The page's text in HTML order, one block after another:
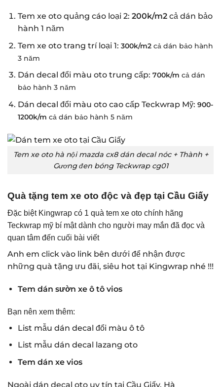
Tem xe oto quảng cáo loại 2: 200k/m2cả dán bảo
hành 1 năm
Tem xe oto trang trí loại 1: 300k/m2cả dán bảo hành
3 năm
Dán decal đổi màu oto trung cấp: 700k/m cả dán
bảo hành 3 năm
Dán decal đổi màu oto cao cấp Teckwrap Mỹ: 900-
1200k/m cả dán bảo hành 5 năm
Tem xe oto hà nội mazda cx8 dán decal nóc + Thành +
Gương đen bóng Teckwrap cg01
Quà tặng tem xe oto độc và đẹp tại Cầu Giấy
Đặc biệt Kingwrap có 1 quà tem xe oto chính hãng
Teckwrap mỹ bí mật dành cho người may mắn đã đọc và
quan tâm đến cuối bài viết
Anh em click vào link bên dưới để nhận được
những quà tặng ưu đãi, siêu hot tại Kingwrap nhé !!!
Tem dán sườn xe ô tô vios
Bạn nên xem thêm:
List mẫu dán decal đổi màu ô tô
List mẫu dán decal lazang oto
Tem dán xe vios
Ngoài dán decal oto uy tín tại Cầu Giấy, Hà